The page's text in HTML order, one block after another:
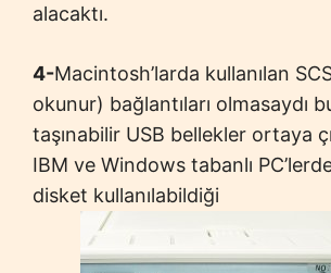
alacaktı.
4-Macintosh’larda kullanılan
okunur) bağlantıları olmasaydı
taşınabilir USB bellekler ortaya
IBM ve Windows tabanlı
disket kullanılabildiği